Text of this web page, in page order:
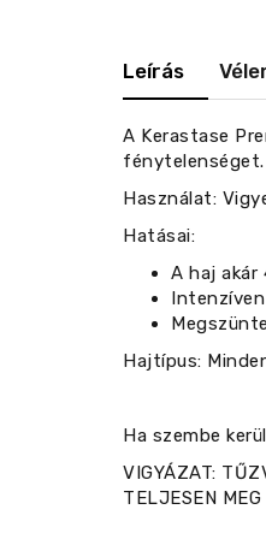
Leírás
A Kerastase
fénytelenséget.
Használat:
Hatásai:
A haj
Hajtípus:
Ha szembe
VIGYÁZAT:
TELJESEN